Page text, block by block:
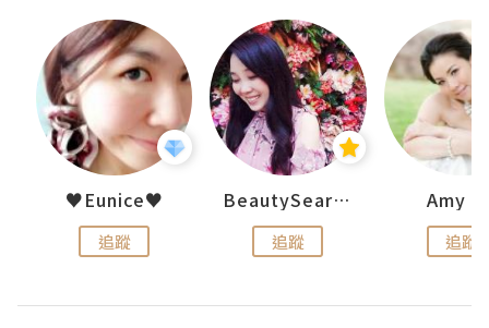
♥Eunice♥
追蹤
BeautySearch
追蹤
Amy
追蹤